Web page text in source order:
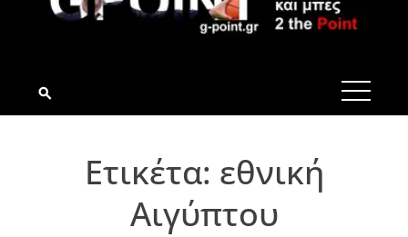
G-POINT.GR
Ετικέτα: εθνική
Αιγύπτου